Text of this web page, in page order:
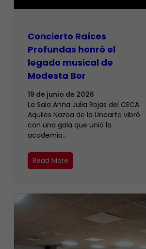
​Concierto Raíces
Profundas honró el
legado musical de
Modesta Bor
19 de junio de 2026
La Sala Anna Julia Rojas del CECA
Aquiles Nazoa de la Unearte vibró
con una gala que unió la
academia…
Read More